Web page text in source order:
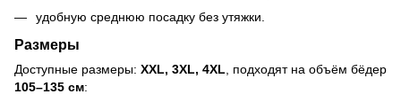
удобную среднюю посадку без утяжки.
Размеры
Доступные размеры: XXL, 3XL, 4XL , подходят на объём бёдер
105–135 см: